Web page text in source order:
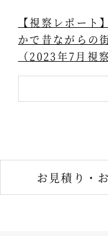
【視察レポート
かで昔ながらの
（2023年7月視
お見積り・